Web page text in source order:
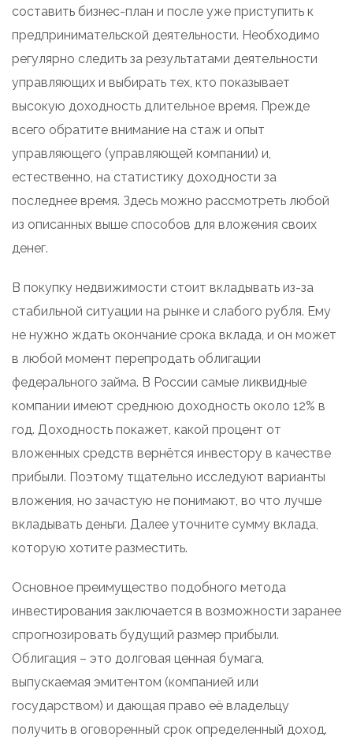
составить бизнес-план и после уже приступить к
предпринимательской деятельности. Необходимо
регулярно следить за результатами деятельности
управляющих и выбирать тех, кто показывает
высокую доходность длительное время. Прежде
всего обратите внимание на стаж и опыт
управляющего (управляющей компании) и,
естественно, на статистику доходности за
последнее время. Здесь можно рассмотреть любой
из описанных выше способов для вложения своих
денег.
В покупку недвижимости стоит вкладывать из-за
стабильной ситуации на рынке и слабого рубля. Ему
не нужно ждать окончание срока вклада, и он может
в любой момент перепродать облигации
федерального займа. В России самые ликвидные
компании имеют среднюю доходность около 12% в
год. Доходность покажет, какой процент от
вложенных средств вернётся инвестору в качестве
прибыли. Поэтому тщательно исследуют варианты
вложения, но зачастую не понимают, во что лучше
вкладывать деньги. Далее уточните сумму вклада,
которую хотите разместить.
Основное преимущество подобного метода
инвестирования заключается в возможности заранее
спрогнозировать будущий размер прибыли.
Облигация – это долговая ценная бумага,
выпускаемая эмитентом (компанией или
государством) и дающая право её владельцу
получить в оговоренный срок определенный доход.